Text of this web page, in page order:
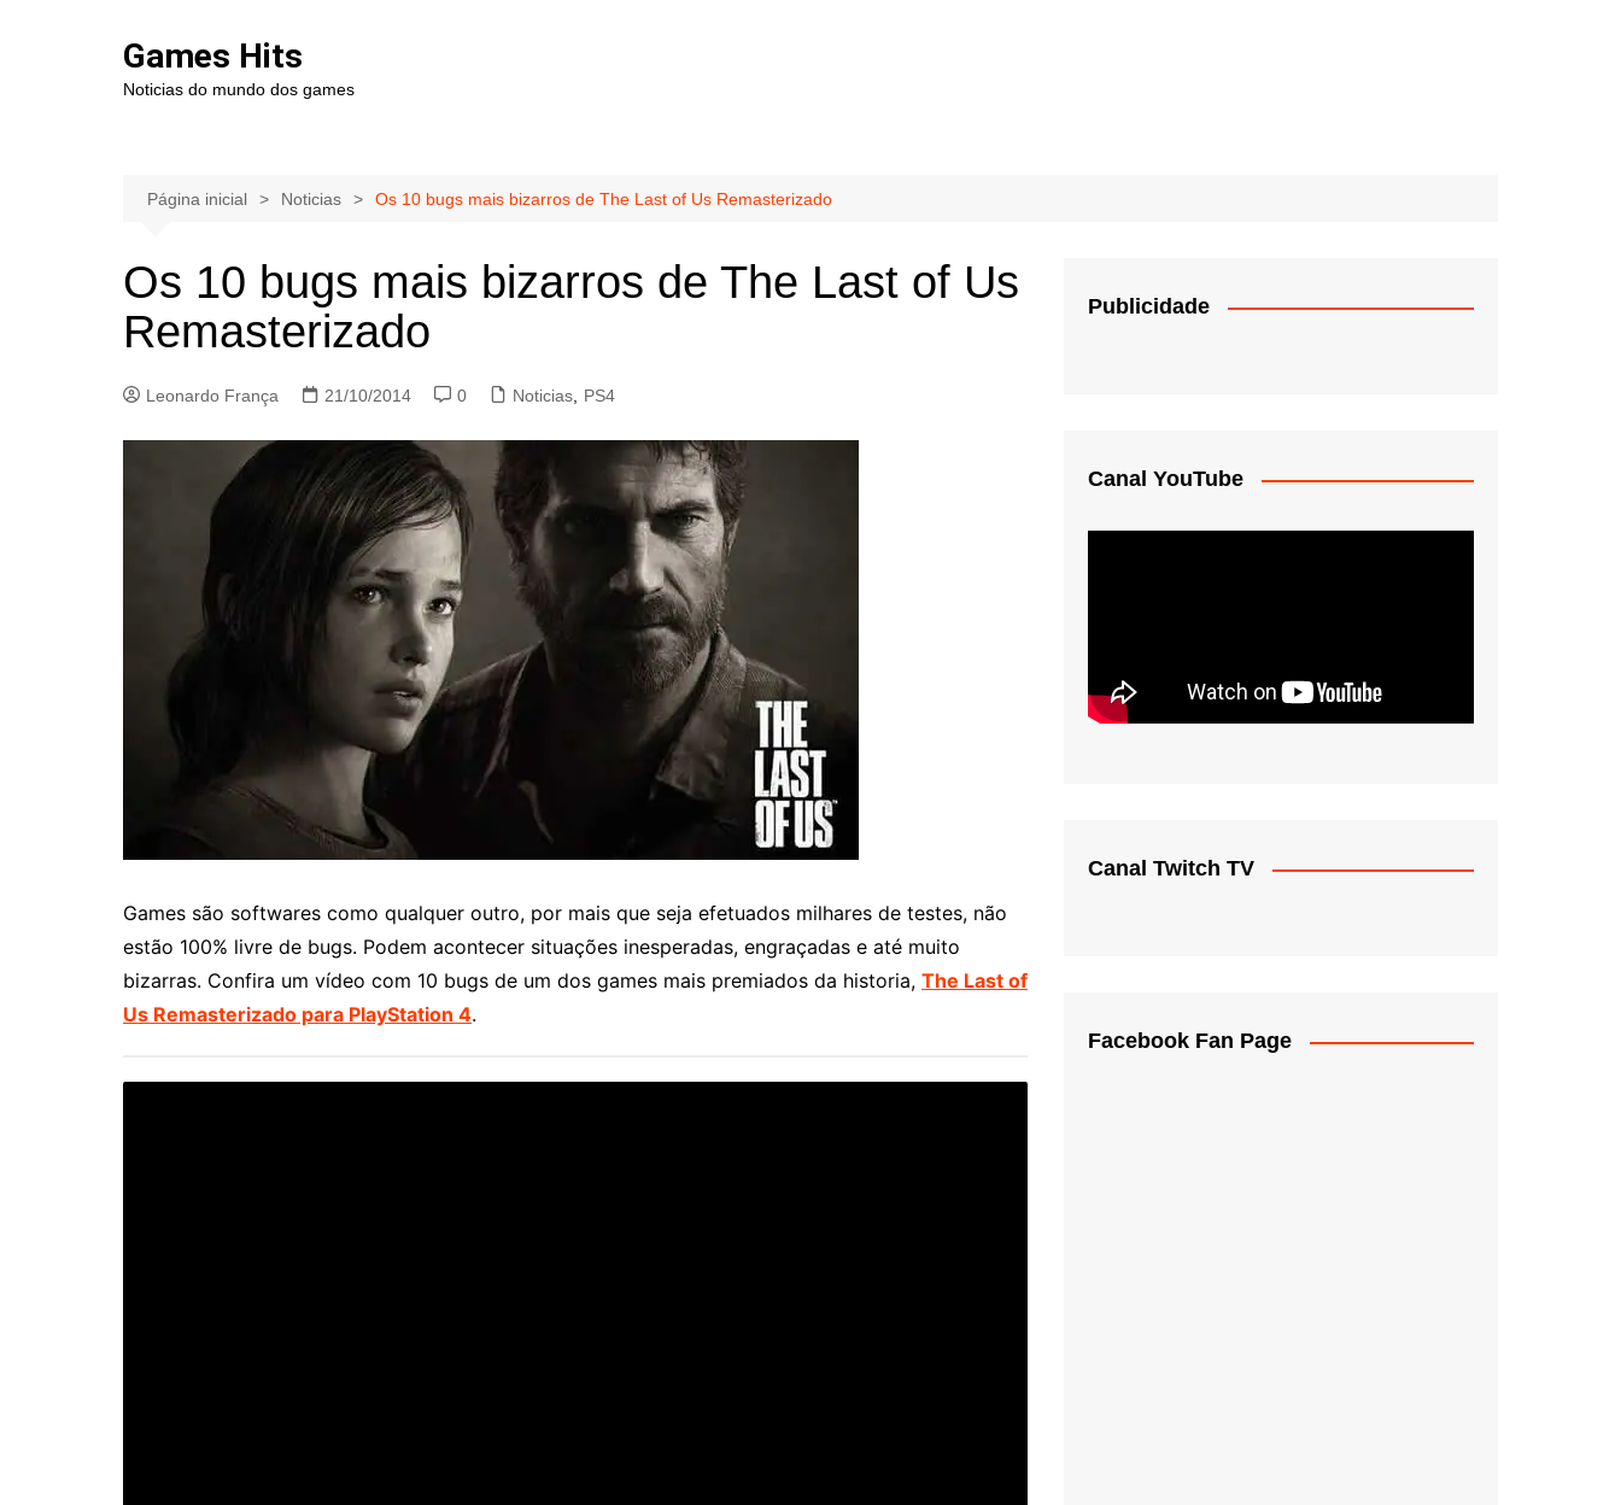
Games Hits
Noticias do mundo dos games
Página inicial Noticias Os 10 bugs mais bizarros de The Last of Us Remasterizado
Os 10 bugs mais bizarros de The Last of Us
Remasterizado
Leonardo França 21/10/2014 0 Noticias PS4
Games são softwares como qualquer outro, por mais que seja efetuados milhares de testes, não
estão 100% livre de bugs. Podem acontecer situações inesperadas, engraçadas e até muito
bizarras. Confira um vídeo com 10 bugs de um dos games mais premiados da historia, The Last of
Us Remasterizado para PlayStation 4.
Publicidade
Canal YouTube
Canal Twitch TV
Facebook Fan Page